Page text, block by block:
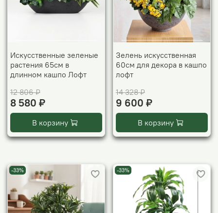
Искусственные зеленые
растения 65см в
длинном кашпо Лофт
12 806 ₽
8 580 ₽
В корзину
Зелень искусственная
60см для декора в кашпо
лофт
14 328 ₽
9 600 ₽
В корзину
-33% -33%